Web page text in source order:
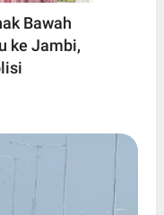
Bawah
ke Jambi,